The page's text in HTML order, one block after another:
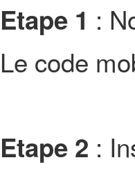
Etape 1 :
Le code
Etape 2 :